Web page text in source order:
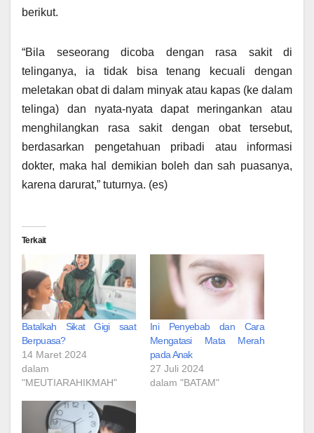
berikut.
“Bila seseorang dicoba dengan rasa sakit di
telinganya, ia tidak bisa tenang kecuali dengan
meletakan obat di dalam minyak atau kapas (ke dalam
telinga) dan nyata-nyata dapat meringankan atau
menghilangkan rasa sakit dengan obat tersebut,
berdasarkan pengetahuan pribadi atau informasi
dokter, maka hal demikian boleh dan sah puasanya,
karena darurat,” tuturnya. (es)
Terkait
Batalkah Sikat Gigi saat
Berpuasa?
14 Maret 2024
dalam
"MEUTIARAHIKMAH"
Ini Penyebab dan Cara
Mengatasi Mata Merah
pada Anak
27 Juli 2024
dalam "BATAM"